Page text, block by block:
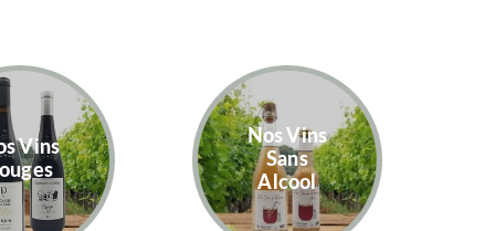
Vins
Nos Vins
Sans
Alcool